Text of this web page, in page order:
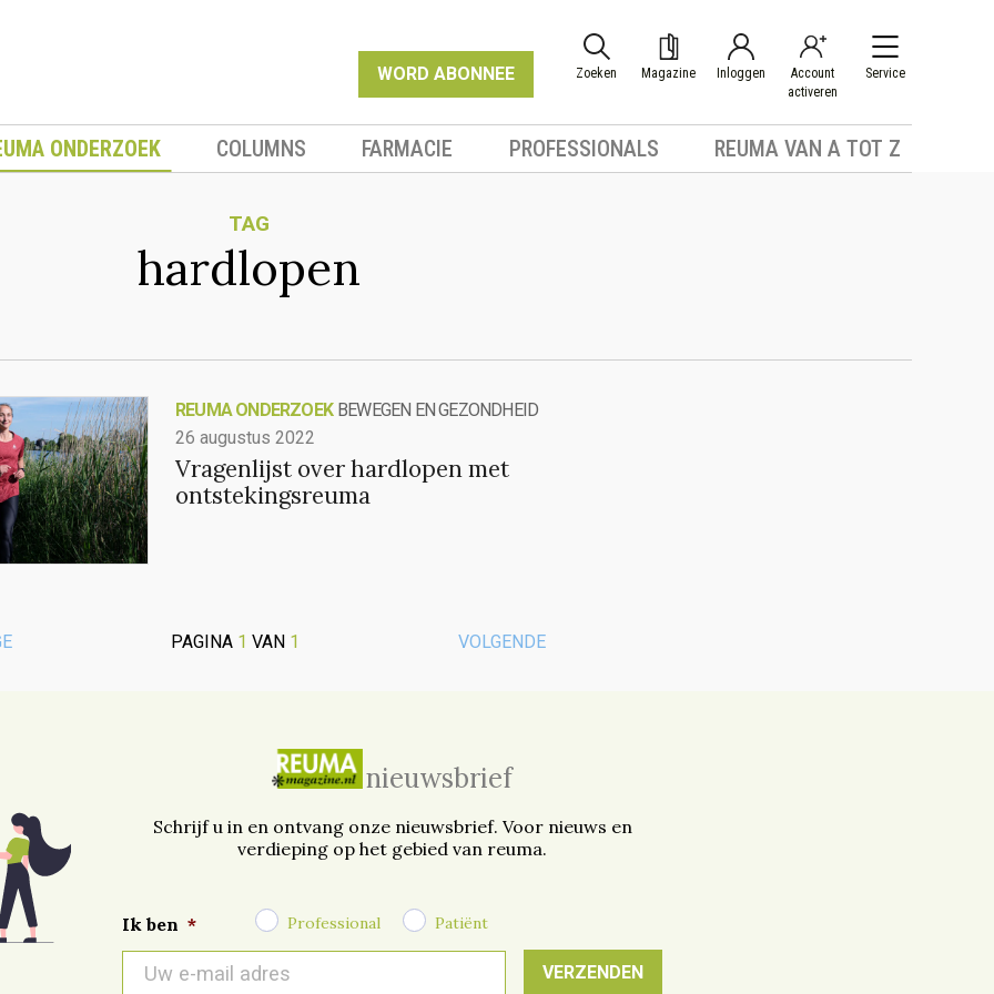
WORD ABONNEE Zoeken Magazine Inloggen
Account
activeren
Service
ONDERZOEK COLUMNS FARMACIE PROFESSIONALS REUMA VAN A TOT Z
TAG
hardlopen
REUMA ONDERZOEK BEWEGEN EN GEZONDHEID
26 augustus 2022
Vragenlijst over hardlopen met
ontstekingsreuma
PAGINA 1 VAN 1 VOLGENDE
nieuwsbrief
Schrijf u in en ontvang onze nieuwsbrief. Voor nieuws en
verdieping op het gebied van reuma.
Ik ben * Professional Patiënt
mail
*